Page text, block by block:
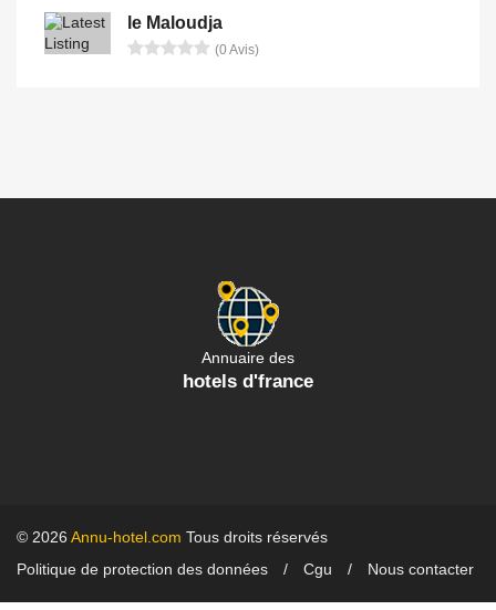
le Maloudja
(0 Avis)
Annuaire des
hotels d'france
© 2026 Annu-hotel.com Tous droits réservés
Politique de protection des données
Cgu Nous contacter